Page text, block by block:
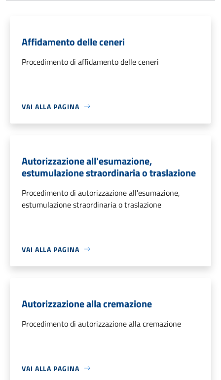
Affidamento delle ceneri
Procedimento di affidamento delle ceneri
VAI ALLA PAGINA
Autorizzazione all'esumazione,
estumulazione straordinaria o traslazione
Procedimento di autorizzazione all'esumazione,
estumulazione straordinaria o traslazione
VAI ALLA PAGINA
Autorizzazione alla cremazione
Procedimento di autorizzazione alla cremazione
VAI ALLA PAGINA